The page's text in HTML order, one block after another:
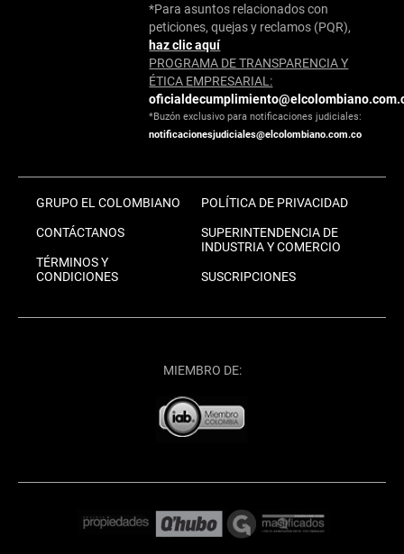
*Para asuntos relacionados con
peticiones, quejas y reclamos (PQR),
haz clic aquí
PROGRAMA DE TRANSPARENCIA Y
ÉTICA EMPRESARIAL:
*Buzón exclusivo para notificaciones judiciales:
notificacionesjudiciales@elcolombiano.com.co
GRUPO EL COLOMBIANO
CONTÁCTANOS
TÉRMINOS Y
CONDICIONES
POLÍTICA DE PRIVACIDAD
SUPERINTENDENCIA DE
INDUSTRIA Y COMERCIO
SUSCRIPCIONES
MIEMBRO DE: